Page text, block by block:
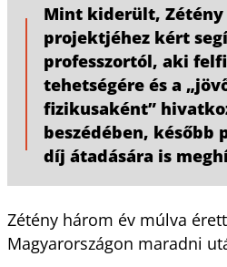
Mint kiderült, Zétény
projektjéhez kért
professzortól, aki
tehetségére és a
fizikusaként”
beszédében, később
díj átadására is
Zétény három év múlva
Magyarországon maradni